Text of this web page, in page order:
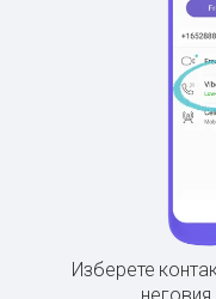
Изберете